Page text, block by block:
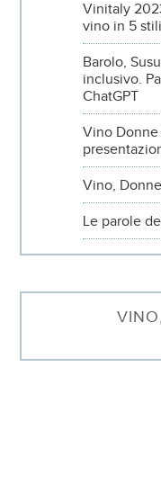
Vinitaly
vino in 5 stili
Barolo,
inclusivo.
ChatGPT
Vino
Vino,
Le parole